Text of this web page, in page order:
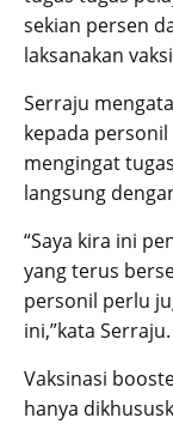
sekian persen
laksanakan
Serraju
kepada
mengingat
langsung
“Saya kira ini
yang terus
personil perlu
ini,”kata Serraju.
Vaksinasi
hanya